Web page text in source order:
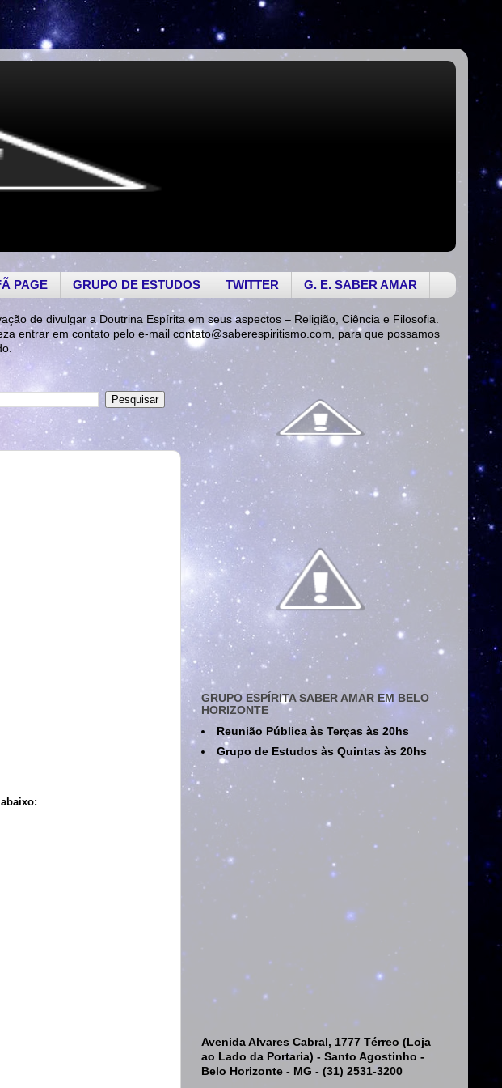
PAGE GRUPO DE ESTUDOS TWITTER G. E. SABER AMAR
de divulgar a Doutrina Espírita em seus aspectos – Religião, Ciência e Filosofia.
entrar em contato pelo e-mail contato@saberespiritismo.com , para que possamos
GRUPO ESPÍRITA SABER AMAR EM BELO
HORIZONTE
Reunião Pública às Terças às 20hs
Grupo de Estudos às Quintas às 20hs
Avenida Alvares Cabral, 1777 Térreo (Loja
ao Lado da Portaria) - Santo Agostinho -
Belo Horizonte - MG - (31) 2531-3200